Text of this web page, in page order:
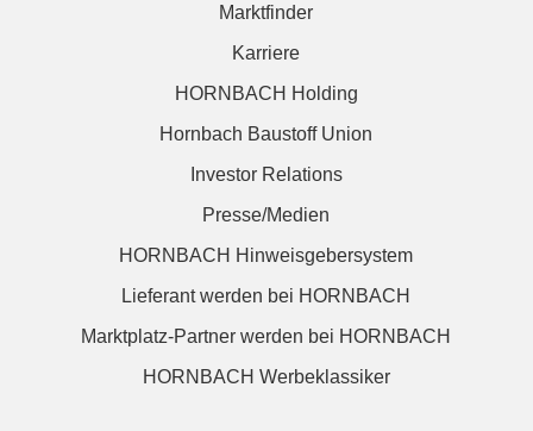
Marktfinder
Karriere
HORNBACH Holding
Hornbach Baustoff Union
Investor Relations
Presse/Medien
HORNBACH Hinweisgebersystem
Lieferant werden bei HORNBACH
Marktplatz-Partner werden bei HORNBACH
HORNBACH Werbeklassiker